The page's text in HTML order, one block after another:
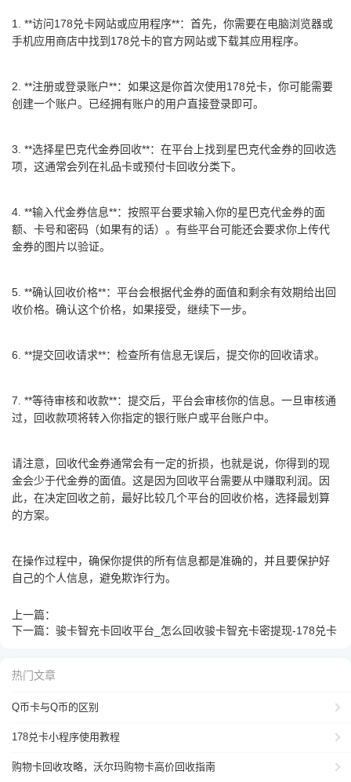
1. **访问178兑卡网站或应用程序**：首先，你需要在电脑浏览器或
手机应用商店中找到178兑卡的官方网站或下载其应用程序。
2. **注册或登录账户**：如果这是你首次使用178兑卡，你可能需要
创建一个账户。已经拥有账户的用户直接登录即可。
3. **选择星巴克代金券回收**：在平台上找到星巴克代金券的回收选
项，这通常会列在礼品卡或预付卡回收分类下。
4. **输入代金券信息**：按照平台要求输入你的星巴克代金券的面
额、卡号和密码（如果有的话）。有些平台可能还会要求你上传代
金券的图片以验证。
5. **确认回收价格**：平台会根据代金券的面值和剩余有效期给出回
收价格。确认这个价格，如果接受，继续下一步。
6. **提交回收请求**：检查所有信息无误后，提交你的回收请求。
7. **等待审核和收款**：提交后，平台会审核你的信息。一旦审核通
过，回收款项将转入你指定的银行账户或平台账户中。
请注意，回收代金券通常会有一定的折损，也就是说，你得到的现
金会少于代金券的面值。这是因为回收平台需要从中赚取利润。因
此，在决定回收之前，最好比较几个平台的回收价格，选择最划算
的方案。
在操作过程中，确保你提供的所有信息都是准确的，并且要保护好
自己的个人信息，避免欺诈行为。
上一篇：
下一篇： 骏卡智充卡回收平台_怎么回收骏卡智充卡密提现-178兑卡
热门文章
Q币卡与Q币的区别
178兑卡小程序使用教程
购物卡回收攻略，沃尔玛购物卡高价回收指南